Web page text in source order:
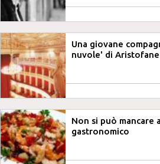
Una giovane
nuvole' di Aristofane
Non si può mancare
gastronomico